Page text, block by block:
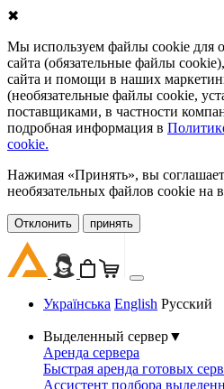
✖
Мы используем файлы cookie для
сайта (обязательные файлы
сайта и помощи в наших
(необязательные файлы cookie,
поставщиками, в частности
подробная информация в
cookie.
Нажимая «Принять», вы
необязательных файлов cookie на
Oтклонить принять
Українська English Русский
Выделенный сервер▼
Аренда сервера
Быстрая аренда готовых
Ассистент подбора